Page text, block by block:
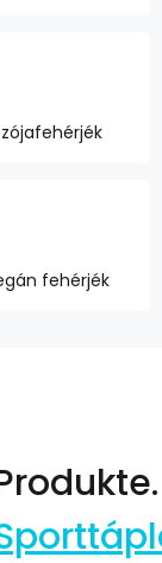
fehérjék